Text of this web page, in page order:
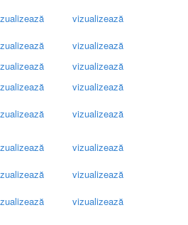
vizualizează
vizualizează
vizualizează
vizualizează
vizualizează
vizualizează
vizualizează
vizualizează